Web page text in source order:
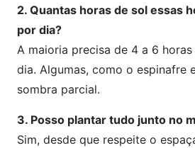
2. Quantas horas de sol essas
por dia?
A maioria precisa de 4 a 6
dia. Algumas, como o espinafre
sombra parcial.
3. Posso plantar tudo junto no
Sim, desde que respeite o